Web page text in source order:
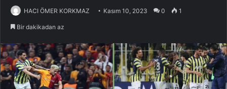
HACI ÖMER KORKMAZ Kasım 10, 2023 0 1
Bir dakikadan az